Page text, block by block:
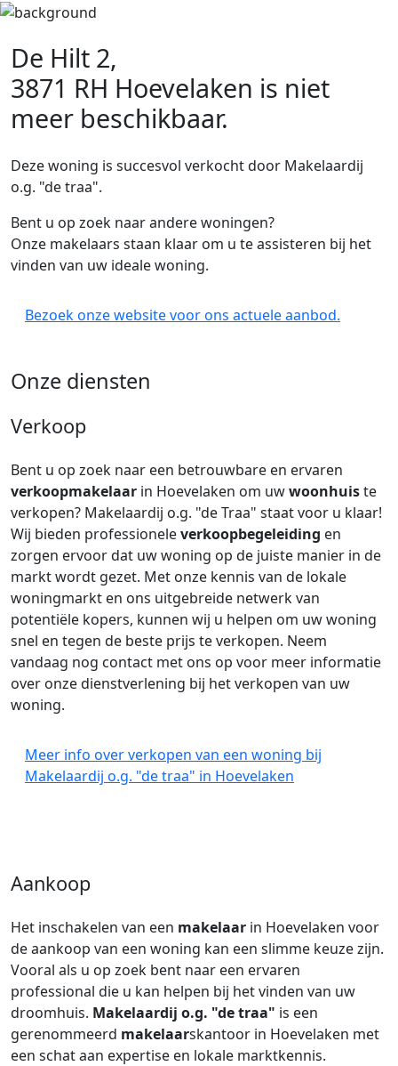
De Hilt 2,
3871 RH Hoevelaken is niet
meer beschikbaar.
Deze woning is succesvol verkocht door Makelaardij
o.g. "de traa".
Bent u op zoek naar andere woningen?
Onze makelaars staan klaar om u te assisteren bij het
vinden van uw ideale woning.
Bezoek onze website voor ons actuele aanbod.
Onze diensten
Verkoop
Bent u op zoek naar een betrouwbare en ervaren
verkoopmakelaar in Hoevelaken om uwwoonhuiste
verkopen? Makelaardij o.g. "de Traa" staat voor u klaar!
Wij bieden professioneleverkoopbegeleiding en
zorgen ervoor dat uw woning op de juiste manier in de
markt wordt gezet. Met onze kennis van de lokale
woningmarkt en ons uitgebreide netwerk van
potentiële kopers, kunnen wij u helpen om uw woning
snel en tegen de beste prijs te verkopen. Neem
vandaag nog contact met ons op voor meer informatie
over onze dienstverlening bij het verkopen van uw
woning.
Meer info over verkopen van een woning bij
Makelaardij o.g. "de traa" in Hoevelaken
Aankoop
Het inschakelen van een makelaar in Hoevelaken voor
de aankoop van een woning kan een slimme keuze zijn.
Vooral als u op zoek bent naar een ervaren
professional die u kan helpen bij het vinden van uw
droomhuis. Makelaardij o.g. "de traa" is een
gerenommeerd makelaarskantoor in Hoevelaken met
een schat aan expertise en lokale marktkennis.